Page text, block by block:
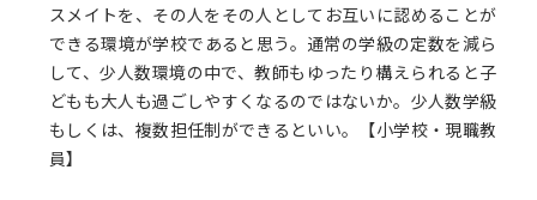
スメイトを、その人をその人としてお互いに認めることが
できる環境が学校であると思う。通常の学級の定数を減ら
して、少人数環境の中で、教師もゆったり構えられると子
どもも大人も過ごしやすくなるのではないか。少人数学級
もしくは、複数担任制ができるといい。【小学校・現職教
員】